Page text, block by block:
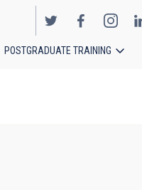
POSTGRADUATE TRAINING